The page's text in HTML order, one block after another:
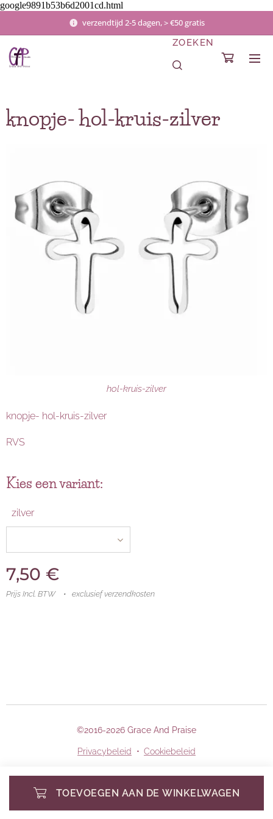
google9891b53b6d2001cd.html
verzendtijd 2-5 dagen, > €50 gratis
ZOEKEN
knopje- hol-kruis-zilver
hol-kruis-zilver
knopje- hol-kruis-zilver
RVS
Kies een variant:
zilver
7,50 €
Prijs Incl. BTW exclusief verzendkosten
TOEVOEGEN AAN DE WINKELWAGEN
©2016-2026 Grace And Praise
Privacybeleid Cookiebeleid